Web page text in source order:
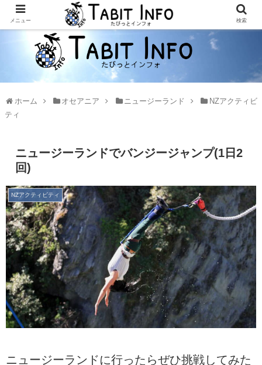
ホーム オセアニア ニュージーランド
NZアクティビ
ティ
ニュージーランドでバンジージャンプ(1日2
回)
NZアクティビティ
ニュージーランドに行ったらぜひ挑戦してみた
メニュー 検索